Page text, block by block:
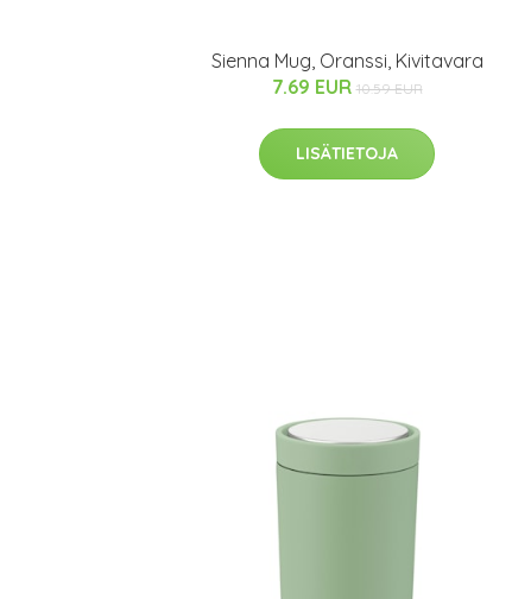
Sienna Mug, Oranssi, Kivitavara
7.69 EUR 10.59 EUR
LISÄTIETOJA